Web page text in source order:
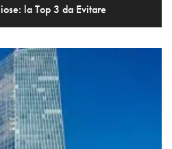
la Top 3 da Evitare